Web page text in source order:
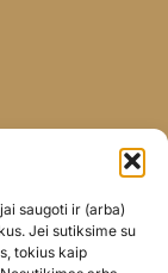
saugoti ir (arba)
Jei sutiksime su
tokius kaip